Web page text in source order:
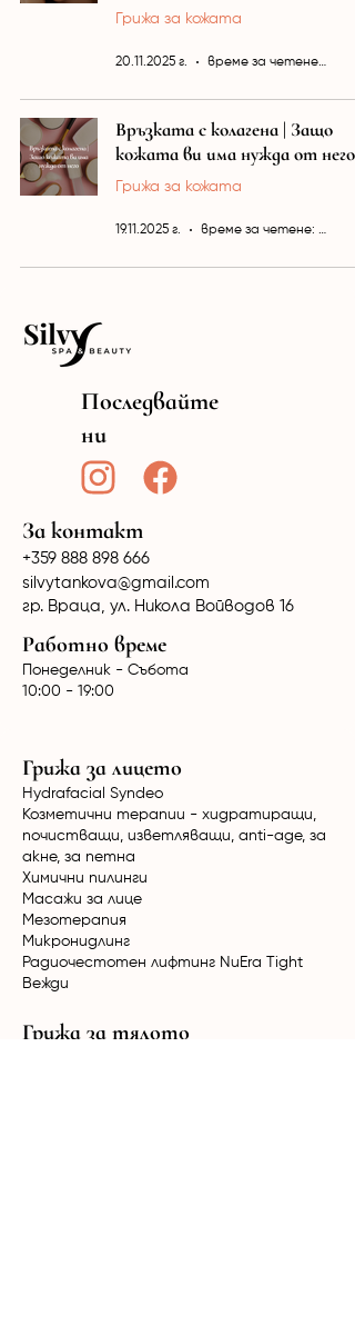
Грижа за кожата
20.11.2025 г. време за четене: 5 мин.
Връзката с колагена | Защо
кожата ви има нужда от него
Грижа за кожата
19.11.2025 г. време за четене: 2 мин.
Последвайте
ни
За контакт
+359 888 898 666
silvytankova@gmail.com
гр. Враца, ул. Никола Войводов 16
Работно време
Понеделник - Събота
10:00 - 19:00
Грижа за лицето
Hydrafacial Syndeo
Козметични терапии - хидратиращи,
почистващи, изветляващи, anti-age, за
акне, за петна
Химични пилинги
Масажи за лице
Мезотерапия
Микронидлинг
Радиочестотен лифтинг NuEra Tight
Вежди
Грижа за тялото